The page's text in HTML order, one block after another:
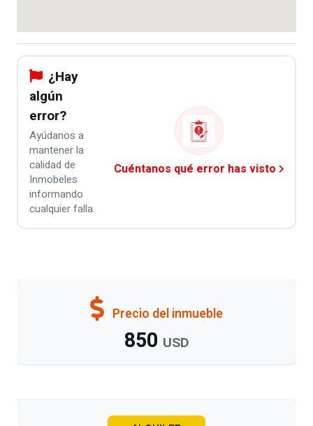
¿Hay
algún
error?
Ayúdanos a
mantener la
calidad de
Inmobeles
informando
cualquier falla.
Cuéntanos qué error has visto
Precio del inmueble
850 USD